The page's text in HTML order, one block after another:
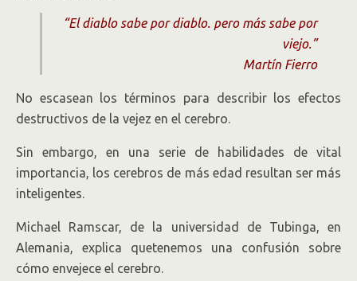
“El diablo sabe por diablo. pero más sabe por
viejo.”
Martín Fierro
No escasean los términos para describir los efectos
destructivos de la vejez en el cerebro.
Sin embargo, en una serie de habilidades de vital
importancia, los cerebros de más edad resultan ser más
inteligentes.
Michael Ramscar, de la universidad de Tubinga, en
Alemania, explica quetenemos una confusión sobre
cómo envejece el cerebro.